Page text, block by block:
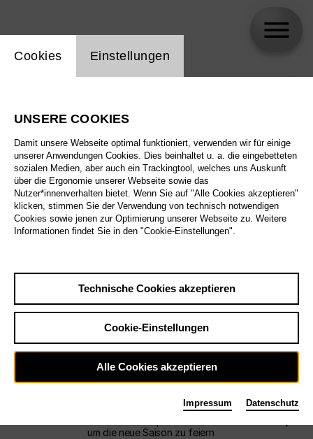
Alle Sparten
Alle Spielstätten
Alle Merkmale
Sa29.8.
Großes Haus
12:00 Eröffnungswochenende
um die neue Saison zu feiern
Einstellung Website Cookie
Cookies Einstellungen
UNSERE COOKIES
Damit unsere Webseite optimal funktioniert, verwenden wir für einige
unserer Anwendungen Cookies. Dies beinhaltet u. a. die eingebetteten
sozialen Medien, aber auch ein Trackingtool, welches uns Auskunft
über die Ergonomie unserer Webseite sowie das
Nutzer*innenverhalten bietet. Wenn Sie auf "Alle Cookies akzeptieren"
klicken, stimmen Sie der Verwendung von technisch notwendigen
Cookies sowie jenen zur Optimierung unserer Webseite zu. Weitere
Informationen findet Sie in den "Cookie-Einstellungen".
Technische Cookies akzeptieren
Cookie-Einstellungen
Alle Cookies akzeptieren
Impressum Datenschutz